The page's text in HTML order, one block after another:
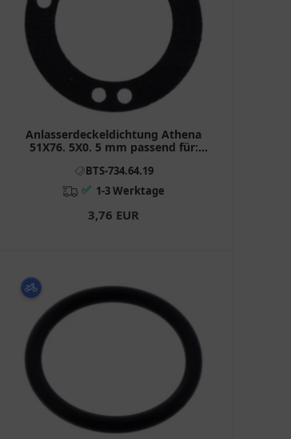
Anlasserdeckeldichtung Athena
51X76. 5X0. 5 mm passend für:
Supersport
BTS-734.64.19
✅ 1-3 Werktage
3,76 EUR